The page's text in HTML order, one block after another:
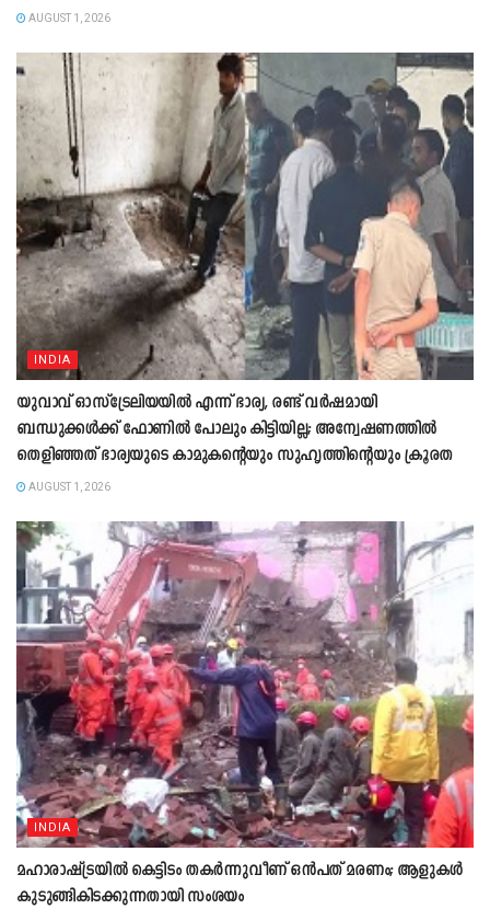
AUGUST 1, 2026
INDIA
യുവാവ് ഓസ്ട്രേലിയയിൽ എന്ന് ഭാര്യ, രണ്ട് വർഷമായി
ബന്ധുക്കൾക്ക് ഫോണിൽ പോലും കിട്ടിയില്ല; അന്വേഷണത്തിൽ
തെളിഞ്ഞത് ഭാര്യയുടെ കാമുകന്‍റെയും സുഹൃത്തിന്‍റെയും ക്രൂരത
AUGUST 1, 2026
INDIA
മഹാരാഷ്ട്രയിൽ കെട്ടിടം തകർന്നുവീണ് ഒൻപത് മരണം; ആളുകൾ
കുടുങ്ങികിടക്കുന്നതായി സംശയം